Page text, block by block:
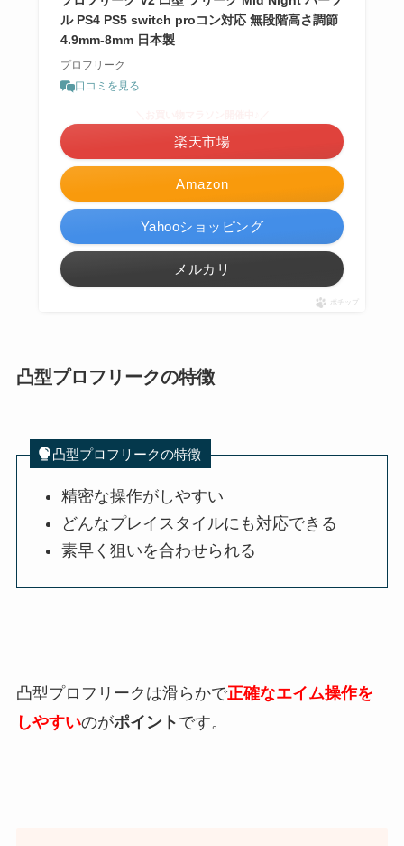
ル PS4 PS5 switch proコン対応 無段階高さ調節
4.9mm-8mm 日本製
プロフリーク
口コミを見る
Amazon
楽天市場
Yahooショッピング
メルカリ
ポチップ
凸型プロフリークの特徴
凸型プロフリークの特徴
精密な操作がしやすい
どんなプレイスタイルにも対応できる
素早く狙いを合わせられる
凸型プロフリークは滑らかで正確なエイム操作を
しやすいのがポイント です。